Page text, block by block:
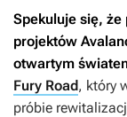
Spekuluje się,
projektów
otwartym
Fury Road, który
próbie